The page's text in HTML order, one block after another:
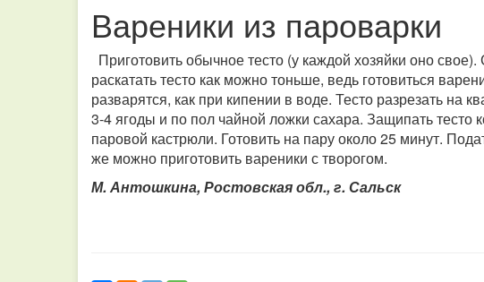
Вареники из пароварки
Приготовить обычное тесто (у каждой хозяйки оно
раскатать тесто как можно тоньше, ведь готовиться
разварятся, как при кипении в воде. Тесто разрезать на
3-4 ягоды и по пол чайной ложки сахара. Защипать тесто
паровой кастрюли. Готовить на пару около 25 минут.
же можно приготовить вареники с творогом.
М. Антошкина, Ростовская обл., г. Сальск